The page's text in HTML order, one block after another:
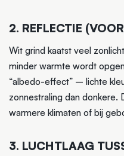
2. REFLECTIE
Wit grind kaatst veel
minder warmte wordt
“albedo-effect” – lichte
zonnestraling dan donkere.
warmere klimaten of bij
3. LUCHTLAAG